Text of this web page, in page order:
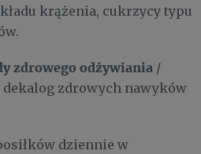
krążenia, cukrzycy typu
zdrowego odżywiania /
dekalog zdrowych nawyków
dziennie w